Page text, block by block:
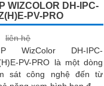
WIZCOLOR DH-IPC-
PV-PRO
liên hệ
WizColor DH-IPC-
PV-PRO là một dòng
sát công nghệ đến từ